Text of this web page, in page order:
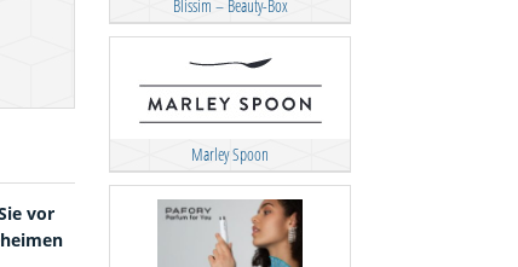
vor
Blissim – Beauty-Box
Marley Spoon